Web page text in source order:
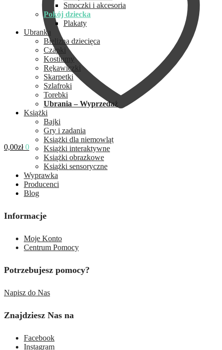
0,00zł 0
Smoczki i akcesoria
Pokój dziecka
Plakaty
Ubranka
Bielizna dziecięca
Czapki
Kostiumy
Rękawiczki
Skarpetki
Szlafroki
Torebki
Ubrania – Wyprzedaż
Książki
Bajki
Gry i zadania
Książki dla niemowląt
Książki interaktywne
Książki obrazkowe
Książki sensoryczne
Wyprawka
Producenci
Blog
Informacje
Moje Konto
Centrum Pomocy
Potrzebujesz pomocy?
Napisz do Nas
Znajdziesz Nas na
Facebook
Instagram